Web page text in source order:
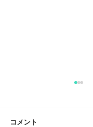
コメント